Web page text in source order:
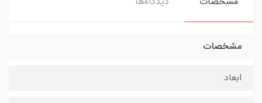
مشخصات
ابعاد